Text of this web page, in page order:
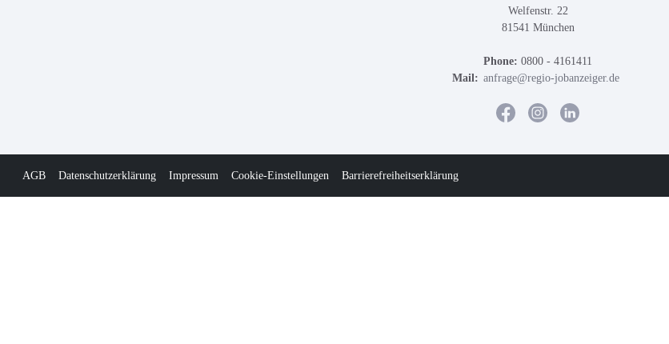
Welfenstr. 22
81541 München
Phone: 0800 - 4161411
Mail: anfrage@regio-jobanzeiger.de
AGB Datenschutzerklärung Impressum Cookie-Einstellungen Barrierefreiheitserklärung